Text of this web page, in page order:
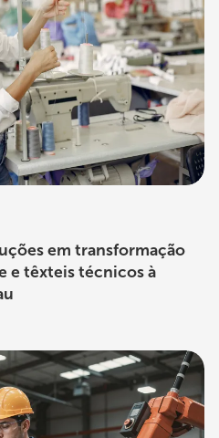
em transformação
e têxteis técnicos à